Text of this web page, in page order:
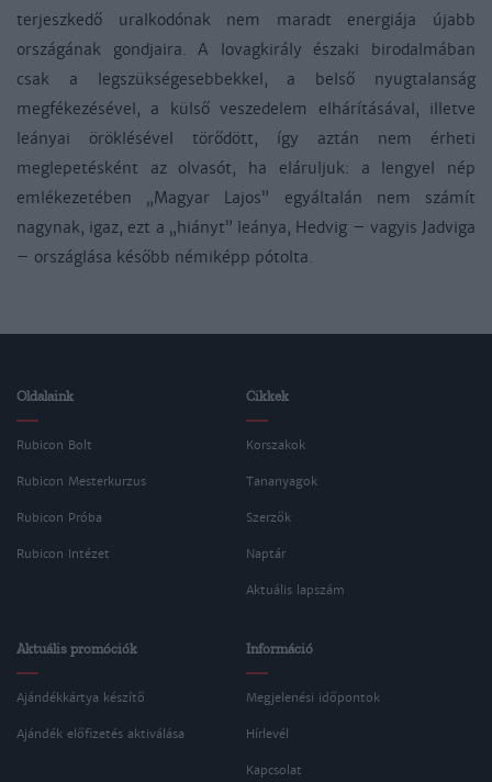
terjeszkedő uralkodónak nem maradt energiája újabb
országának gondjaira. A lovagkirály északi birodalmában
csak a legszükségesebbekkel, a belső nyugtalanság
megfékezésével, a külső veszedelem elhárításával, illetve
leányai öröklésével törődött, így aztán nem érheti
meglepetésként az olvasót, ha eláruljuk: a lengyel nép
emlékezetében „Magyar Lajos” egyáltalán nem számít
nagynak, igaz, ezt a „hiányt” leánya, Hedvig – vagyis Jadviga
– országlása később némiképp pótolta.
Oldalaink
Rubicon Bolt
Rubicon Mesterkurzus
Rubicon Próba
Rubicon Intézet
Cikkek
Korszakok
Tananyagok
Szerzők
Naptár
Aktuális lapszám
Aktuális promóciók
Ajándékkártya készítő
Ajándék előfizetés aktiválása
Információ
Megjelenési időpontok
Hírlevél
Kapcsolat